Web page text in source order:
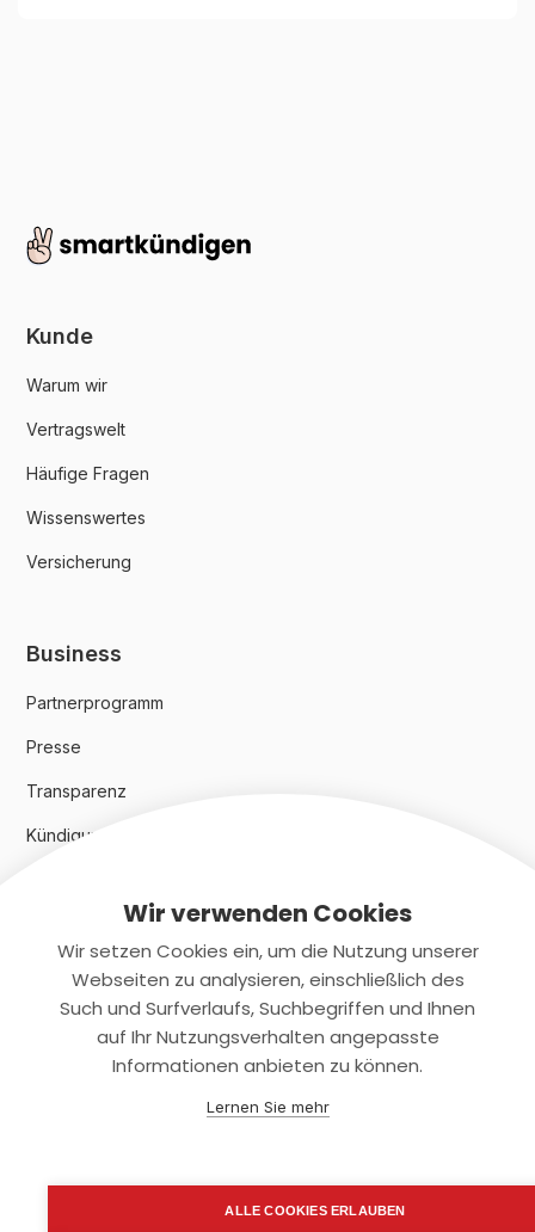
Kunde
Warum wir
Vertragswelt
Häufige Fragen
Wissenswertes
Versicherung
Business
Partnerprogramm
Presse
Transparenz
Kündigungsindex 2024
Rechtliches
Datenschutz
Wir verwenden Cookies
Wir setzen Cookies ein, um die Nutzung unserer
Webseiten zu analysieren, einschließlich des
Such und Surfverlaufs, Suchbegriffen und Ihnen
auf Ihr Nutzungsverhalten angepasste
Informationen anbieten zu können.
Lernen Sie mehr
ALLE COOKIES ERLAUBEN